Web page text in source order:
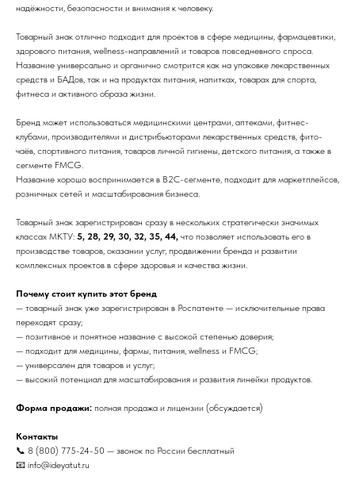
надёжности, безопасности и внимания к человеку.
Товарный знак отлично подходит для проектов в сфере медицины, фармацевтики,
здорового питания, wellness-направлений и товаров повседневного спроса.
Название универсально и органично смотрится как на упаковке лекарственных
средств и БАДов, так и на продуктах питания, напитках, товарах для спорта,
фитнеса и активного образа жизни.
Бренд может использоваться медицинскими центрами, аптеками, фитнес-
клубами, производителями и дистрибьюторами лекарственных средств, фито-
чаёв, спортивного питания, товаров личной гигиены, детского питания, а также в
сегменте FMCG.
Название хорошо воспринимается в B2C-сегменте, подходит для маркетплейсов,
розничных сетей и масштабирования бизнеса.
Товарный знак зарегистрирован сразу в нескольких стратегически значимых
классах МКТУ: 5, 28, 29, 30, 32, 35, 44, что позволяет использовать его в
производстве товаров, оказании услуг, продвижении бренда и развитии
комплексных проектов в сфере здоровья и качества жизни.
Почему стоит купить этот бренд
— товарный знак уже зарегистрирован в Роспатенте — исключительные права
переходят сразу;
— позитивное и понятное название с высокой степенью доверия;
— подходит для медицины, фармы, питания, wellness и FMCG;
— универсален для товаров и услуг;
— высокий потенциал для масштабирования и развития линейки продуктов.
Форма продажи: полная продажа и лицензии (обсуждается)
Контакты
📞 8 (800) 775-24-50 — звонок по России бесплатный
📧 info@ideyatut.ru